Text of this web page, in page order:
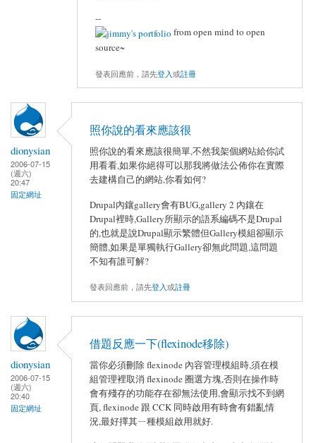
--
from open mind to open
source~
發表回應前，請先登入或註冊
dionysian
2006-07-15
(週六)
20:47
固定網址
照你說的看來應該很
照你說的看來應該很簡單,不然我架個網站給你試
用看看,如果你絕得可以那我將做法公佈你在實際
去建構自己的網站,你看如何?
Drupal內鑲gallery會有BUG,gallery 2 內鑲在
Drupal裡時,Gallery所顯示的語系編碼不是Drupal
的,也就是說Drupal顯示繁體但Gallery模組卻顯示
簡體,如果是單獨執行Gallery卻無此問題,這問題
不知有誰可解?
發表回應前，請先登入或註冊
dionysian
2006-07-15
(週六)
20:40
固定網址
借題反應一下(flexinode移除)
當你必須刪除 flexinode 內容管理模組時,須在模
組管理裡取消 flexinode 圈選方塊,否則在操作時
會有殘存的功能存在卻無法使用,會顯示找不到網
頁, flexinode 跟 CCK 同時啟用有時會有錯亂情
況,最好擇其ㄧ種模組啟用就好.